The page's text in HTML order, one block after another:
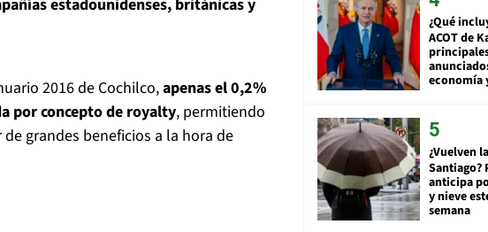
estadounidenses, británicas y
2016 de Cochilco,apenas el 0,2%
por concepto de royalty, permitiendo
grandes beneficios a la hora de
¿Qué
ACOT de
economía
¿Vuelven
Santiago?
anticipa
y nieve
semana